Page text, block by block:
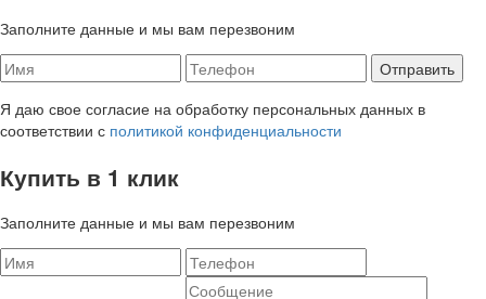
Заполните данные и мы вам перезвоним
Я даю свое согласие на обработку персональных данных в
соответствии с политикой конфиденциальности
Купить в 1 клик
Заполните данные и мы вам перезвоним